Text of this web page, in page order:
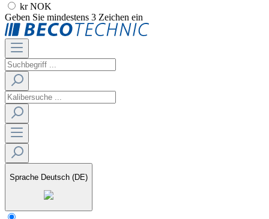
kr NOK
Geben Sie mindestens 3 Zeichen ein
Sprache Deutsch (DE)